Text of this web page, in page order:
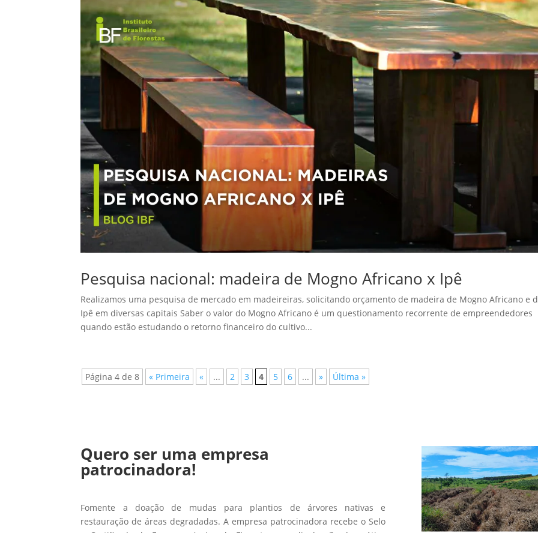
Pesquisa nacional: madeira de Mogno Africano x Ipê
Realizamos uma pesquisa de mercado em madeireiras, solicitando orçamento de madeira de Mogno Africano e
Ipê em diversas capitais Saber o valor do Mogno Africano é um questionamento recorrente de empreendedores
quando estão estudando o retorno financeiro do cultivo...
Página 4 de 8 « Primeira « ... 2 3 4 5 6 ... » Última »
Quero ser uma empresa
patrocinadora!
Fomente a doação de mudas para plantios de árvores nativas e
restauração de áreas degradadas. A empresa patrocinadora recebe o Selo